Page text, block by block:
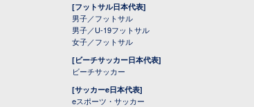
[フットサル日本代表]
男子／フットサル
男子／U-19フットサル
女子／フットサル
[ビーチサッカー日本代表]
ビーチサッカー
[サッカーe日本代表]
eスポーツ・サッカー